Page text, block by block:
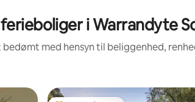
i Warrandyte
med hensyn til beliggenhed,